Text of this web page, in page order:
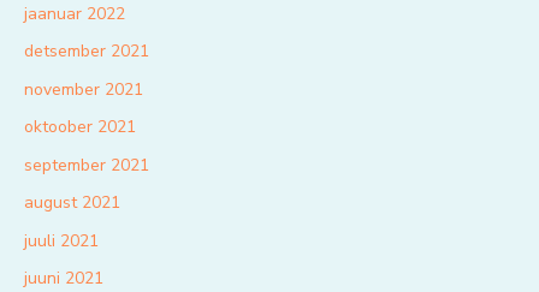
jaanuar 2022
detsember 2021
november 2021
oktoober 2021
september 2021
august 2021
juuli 2021
juuni 2021